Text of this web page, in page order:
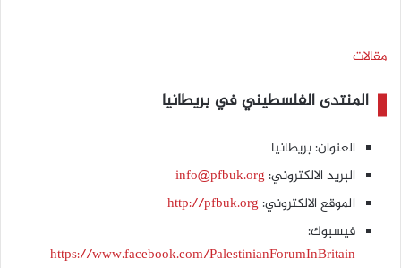
مقالات
المنتدى الفلسطيني في بريطانيا
العنوان: بريطانيا
البريد الالكتروني:info@pfbuk.org
الموقع الالكتروني:http://pfbuk.org
فيسبوك:
https://www.facebook.com/PalestinianForumInBritain